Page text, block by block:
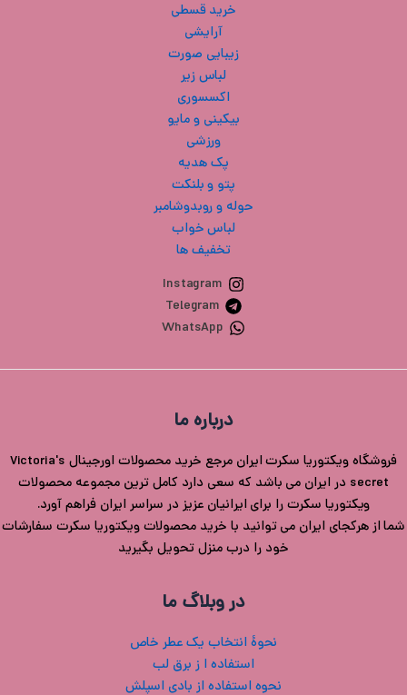
خرید قسطی
آرایشی
زیبایی صورت
لباس زیر
اکسسوری
بیکینی و مایو
ورزشی
پک هدیه
پتو و بلنکت
حوله و روبدوشامبر
لباس خواب
تخفیف ها
Instagram
Telegram
WhatsApp
درباره ما
فروشگاه ویکتوریا سکرت ایران مرجع خرید محصولات اورجینال Victoria's
secret در ایران می باشد که سعی دارد کامل ترین مجموعه محصولات
ویکتوریا سکرت را برای ایرانیان عزیز در سراسر ایران فراهم آورد.
شما از هرکجای ایران می توانید با خرید محصولات ویکتوریا سکرت سفارشات
خود را درب منزل تحویل بگیرید
در وبلاگ ما
نحوۀ انتخاب یک عطر خاص
استفاده ا ز برق لب
نحوه استفاده از بادی اسپلش